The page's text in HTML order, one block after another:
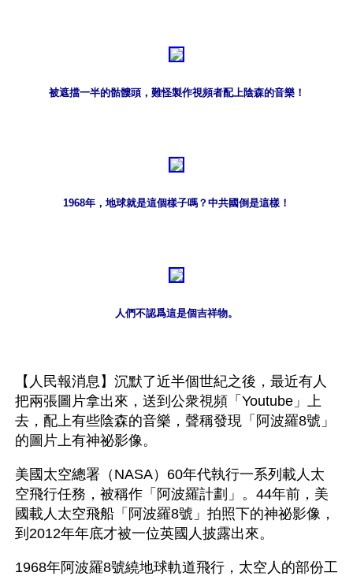
被遮擋一半的骷髏頭，難怪製作視頻者配上陰森的音樂！
1968年，地球就是這個樣子嗎？中共國倒是這樣！
人們不認爲這是個吉祥物。
【人民報消息】沉默了近半個世紀之後，最近有人
把兩張圖片拿出來，送到公衆視頻「Youtube」上
去，配上有些陰森的音樂，聲稱發現「阿波羅8號」
的圖片上有神祕影像。
美國太空總署（NASA）60年代執行一系列載人太
空飛行任務，被稱作「阿波羅計劃」。44年前，美
國載人太空飛船「阿波羅8號」拍照下的神祕影像，
到2012年年底才被一位英國人披露出來。
1968年阿波羅8號繞地球軌道飛行，太空人的部份工